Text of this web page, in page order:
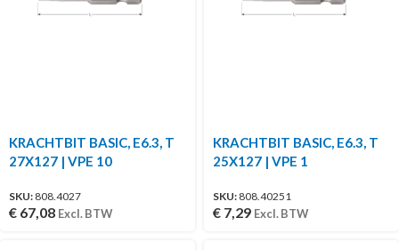
KRACHTBIT BASIC, E6.3, T
27X127 | VPE 10
SKU: 808.4027
€ 67,08 Excl. BTW
KRACHTBIT BASIC, E6.3, T
25X127 | VPE 1
SKU: 808.40251
€ 7,29 Excl. BTW